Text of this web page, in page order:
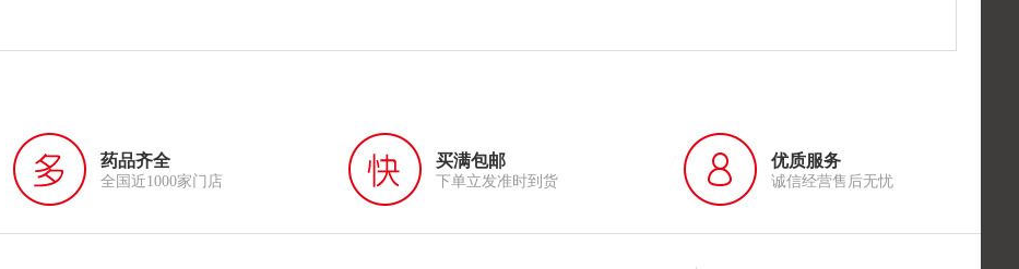
药品齐全
全国近1000家门店
买满包邮
下单立发准时到货
优质服务
诚信经营售后无忧